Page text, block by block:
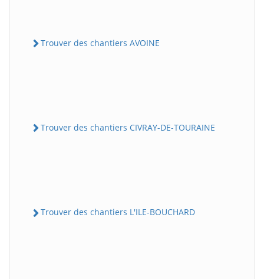
Trouver des chantiers AVOINE
Trouver des chantiers CIVRAY-DE-TOURAINE
Trouver des chantiers L'ILE-BOUCHARD